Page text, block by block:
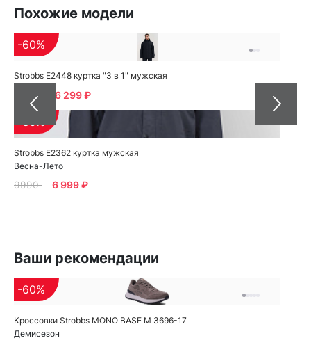
Похожие модели
Strobbs E2448 куртка "3 в 1" мужская
-60%
15799 6 299 ₽
Strobbs E2362 куртка мужская
Весна-Лето
-30%
9990 6 999 ₽
Ваши рекомендации
Кроссовки Strobbs MONO BASE M 3696-17
Демисезон
-60%